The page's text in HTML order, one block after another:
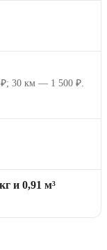
30 км — 1 500 ₽.
и 0,91 м³